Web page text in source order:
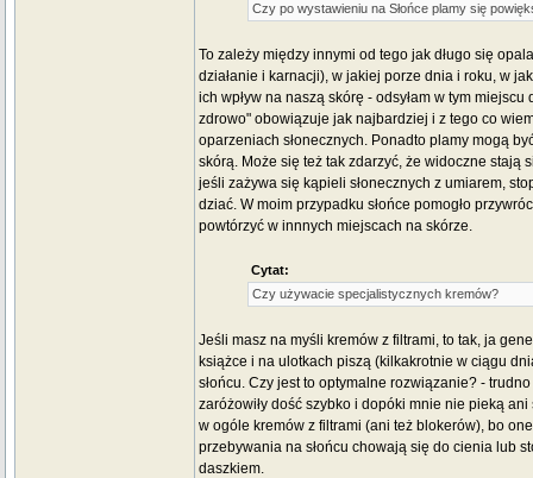
Czy po wystawieniu na Słońce plamy się
To zależy między innymi od tego jak długo się
działanie i karnacji), w jakiej porze dnia i roku, w
ich wpływ na naszą skórę - odsyłam w tym miejscu
zdrowo" obowiązuje jak najbardziej i z tego co
oparzeniach słonecznych. Ponadto plamy mogą
skórą. Może się też tak zdarzyć, że widoczne stają
jeśli zażywa się kąpieli słonecznych z umiarem,
dziać. W moim przypadku słońce pomogło
powtórzyć w innnych miejscach na skórze.
Cytat:
Czy używacie specjalistycznych kremów?
Jeśli masz na myśli kremów z filtrami, to tak, ja
książce i na ulotkach piszą (kilkakrotnie w ciągu
słońcu. Czy jest to optymalne rozwiązanie? -
zaróżowiły dość szybko i dopóki mnie nie pieką
w ogóle kremów z filtrami (ani też blokerów), bo
przebywania na słońcu chowają się do cienia lub
daszkiem.